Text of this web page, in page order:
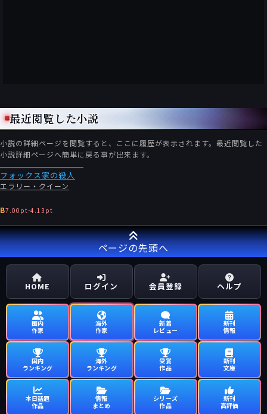
最近閲覧した小説
小説の詳細ページを閲覧すると、ここに履歴が表示されます。最近閲覧した
小説詳細ページへ簡単に戻る事が出来ます。
フォックス家の殺人
エラリー・クイーン
B7.00pt-4.13pt
ページの先頭へ
HOME ログイン 会員登録 ヘルプ
国内
作家
海外
作家
新着
レビュー
新刊
情報
国内
ランキング
海外
ランキング
受賞
作品
新刊
文庫
本日話題
作品
情報
まとめ
シリーズ
作品
新刊
高評価